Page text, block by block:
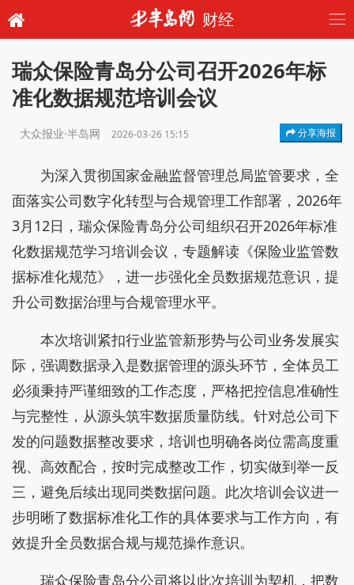
财经
瑞众保险青岛分公司召开2026年标
准化数据规范培训会议
大众报业·半岛网 2026-03-26 15:15 分享海报
为深入贯彻国家金融监督管理总局监管要求，全
面落实公司数字化转型与合规管理工作部署，2026年
3月12日，瑞众保险青岛分公司组织召开2026年标准
化数据规范学习培训会议，专题解读《保险业监管数
据标准化规范》，进一步强化全员数据规范意识，提
升公司数据治理与合规管理水平。
本次培训紧扣行业监管新形势与公司业务发展实
际，强调数据录入是数据管理的源头环节，全体员工
必须秉持严谨细致的工作态度，严格把控信息准确性
与完整性，从源头筑牢数据质量防线。针对总公司下
发的问题数据整改要求，培训也明确各岗位需高度重
视、高效配合，按时完成整改工作，切实做到举一反
三，避免后续出现同类数据问题。此次培训会议进一
步明晰了数据标准化工作的具体要求与工作方向，有
效提升全员数据合规与规范操作意识。
瑞众保险青岛分公司将以此次培训为契机，把数